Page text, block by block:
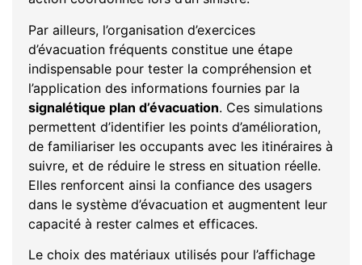
Par ailleurs, l’organisation d’exercices
d’évacuation fréquents constitue une étape
indispensable pour tester la compréhension et
l’application des informations fournies par la
signalétique plan d’évacuation. Ces simulations
permettent d’identifier les points d’amélioration,
de familiariser les occupants avec les itinéraires à
suivre, et de réduire le stress en situation réelle.
Elles renforcent ainsi la confiance des usagers
dans le système d’évacuation et augmentent leur
capacité à rester calmes et efficaces.
Le choix des matériaux utilisés pour l’affichage